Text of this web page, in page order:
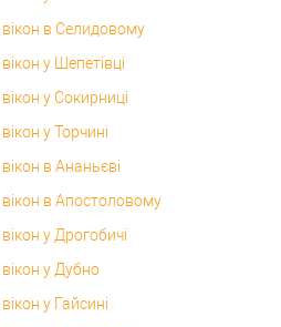
в Селидовому
у Шепетівці
у Сокирниці
у Торчині
в Ананьєві
в Апостоловому
у Дрогобичі
у Дубно
у Гайсині